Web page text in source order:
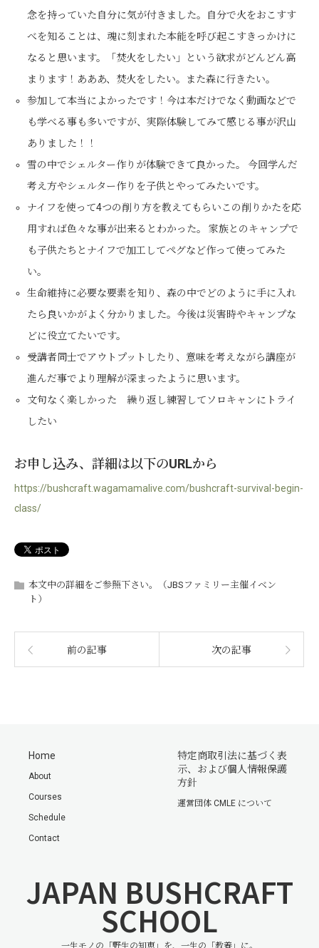
念を持っていた自分に気が付きました。自分で火をおこすす
べを知ることは、魂に刻まれた本能を呼び起こすきっかけに
なると思います。「焚火をしたい」という欲求がどんどん高
まります！あああ、焚火をしたい。また森に行きたい。
参加して本当によかったです！今は本だけでなく動画などで
も学べる事も多いですが、実際体験してみて感じる事が沢山
ありました！！
雪の中でシェルター作りが体験できて良かった。 今回学んだ
考え方やシェルター作りを子供とやってみたいです。
ナイフを使って4つの削り方を教えてもらいこの削りかたを応
用すれば色々な事が出来るとわかった。 家族とのキャンプで
も子供たちとナイフで加工してペグなど作って使ってみた
い。
生命維持に必要な要素を知り、森の中でどのように手に入れ
たら良いかがよく分かりました。今後は災害時やキャンプな
どに役立てたいです。
受講者同士でアウトプットしたり、意味を考えながら講座が
進んだ事でより理解が深まったように思います。
文句なく楽しかった 繰り返し練習してソロキャンにトライ
したい
お申し込み、詳細は以下のURLから
https://bushcraft.wagamamalive.com/bushcraft-survival-begin-
class/
本文中の詳細をご参照下さい。（JBSファミリー主催イベン
ト）
前の記事 次の記事
Home
About
Courses
Schedule
Contact
特定商取引法に基づく表
示、および個人情報保護
方針
運営団体 CMLE について
JAPAN BUSHCRAFT
SCHOOL
一生モノの「野生の知恵」を、一生の「教養」に。